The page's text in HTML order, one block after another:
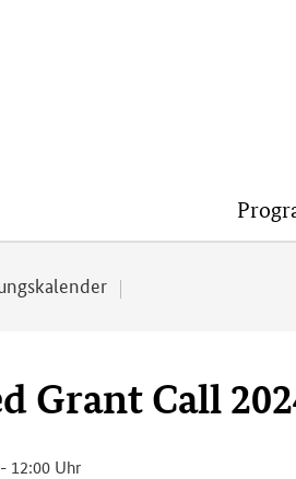
Grant Call
12:00 Uhr